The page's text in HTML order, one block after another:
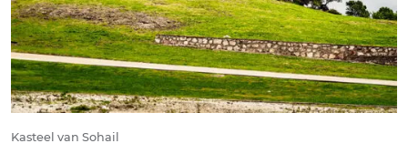
Kasteel van Sohail